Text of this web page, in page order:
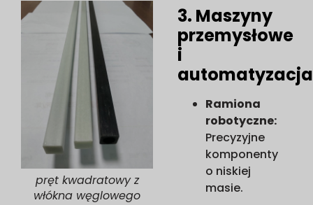
pręt kwadratowy z
włókna węglowego
3. Maszyny
przemysłowe
i
automatyzacja
Ramiona
robotyczne:
Precyzyjne
komponenty
o niskiej
masie.